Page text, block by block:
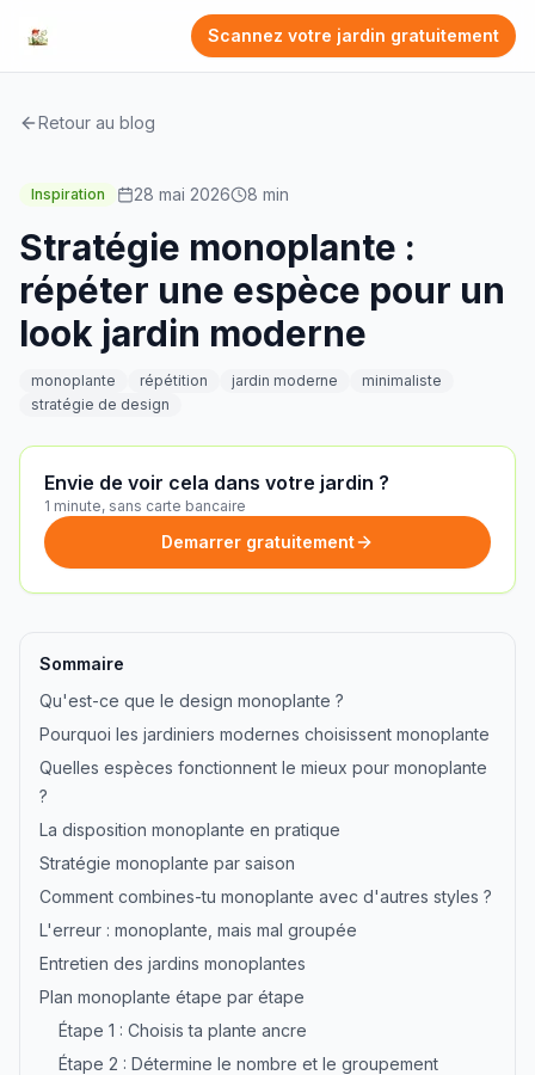
Scannez votre jardin gratuitement
Retour au blog
Inspiration 28 mai 2026 8 min
Stratégie monoplante :
répéter une espèce pour un
look jardin moderne
monoplante répétition jardin moderne
minimaliste
stratégie de design
Envie de voir cela dans votre jardin ?
1 minute, sans carte bancaire
Demarrer gratuitement
Sommaire
Qu'est-ce que le design monoplante ?
Pourquoi les jardiniers modernes choisissent monoplante
Quelles espèces fonctionnent le mieux pour monoplante
?
La disposition monoplante en pratique
Stratégie monoplante par saison
Comment combines-tu monoplante avec d'autres styles ?
L'erreur : monoplante, mais mal groupée
Entretien des jardins monoplantes
Plan monoplante étape par étape
Étape 1 : Choisis ta plante ancre
Étape 2 : Détermine le nombre et le groupement